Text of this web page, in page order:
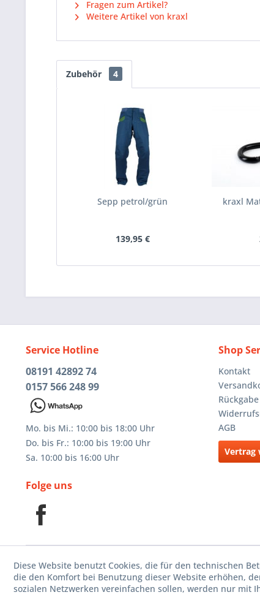
Fragen zum Artikel?
Weitere Artikel von kraxl
Zubehör 4
Sepp petrol/grün
139,95 €
kraxl
Service Hotline
08191 42892 74
0157 566 248 99
Mo. bis Mi.: 10:00 bis 18:00 Uhr
Do. bis Fr.: 10:00 bis 19:00 Uhr
Sa. 10:00 bis 16:00 Uhr
Folge uns
Shop
Kontakt
Rückgabe
AGB
Vertrag
Diese Website benutzt Cookies, die für den technischen
die den Komfort bei Benutzung dieser Website erhöhen,
sozialen Netzwerken vereinfachen sollen, werden nur mit